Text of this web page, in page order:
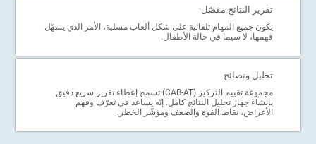
تقرير النتائج مفصّل
يكون جميع المهام تلقائية على شكل ألعاب مسلية، الأمر الذي يسهّل
فهمها، لا سيما في حالة الأطفال.
تحليل ونصائح
مجموعة تقييم التركيز (CAB-AT) تسمح إعطاء تقرير سريع دقيق
بإنشاء جهاز تحليل النتائج كامل. إنّه يساعد في تعرّف وفهم
الأعراض، نقاط القوة والضعف ومؤشّر الخطر.